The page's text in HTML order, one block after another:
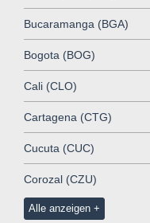
Bucaramanga (BGA)
Bogota (BOG)
Cali (CLO)
Cartagena (CTG)
Cucuta (CUC)
Corozal (CZU)
Alle anzeigen